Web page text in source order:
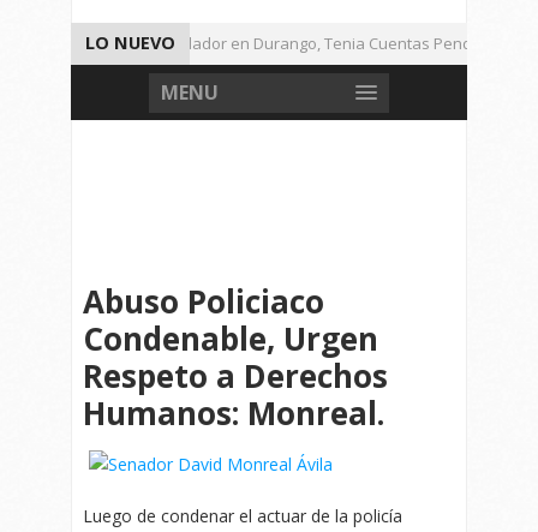
LO NUEVO
Detienen a Defraudador en Durango, Tenia Cuentas Pendientes en
Presenta Presidenta Sheinbaum, 10 Acciones Para Explotación de
MENU
Abuso Policiaco
Condenable, Urgen
Respeto a Derechos
Humanos: Monreal.
Luego de condenar el actuar de la policía